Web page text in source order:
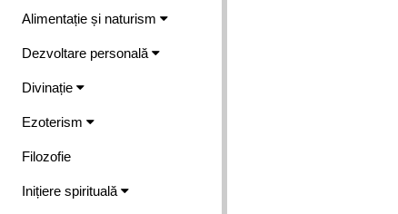
Alimentație și naturism
Dezvoltare personală
Divinație
Ezoterism
Filozofie
Inițiere spirituală